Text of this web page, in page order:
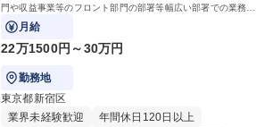
案
ています。 学歴・資格 学歴：大学院 大学 語学力：
資格：
門や収益事業等のフロント部門の部署等幅広い部署での業務を
お任せいたします。研修制度やキャリア支援が充実しておりま
す！ ※下記業務詳細
月給
22万1500円～30万円
勤務地
東京都新宿区
業界未経験歓迎
年間休日120日以上